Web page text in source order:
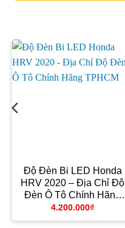
Độ Đèn Bi LED Honda
HRV 2020 – Địa Chỉ Độ
Đèn Ô Tô Chính Hãng
TPHCM
4.200.000₫